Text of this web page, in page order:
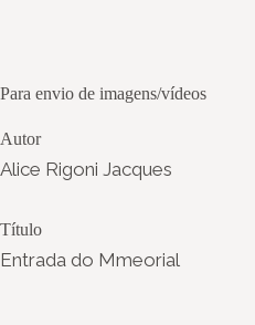
Para envio de imagens/vídeos
Autor
Alice Rigoni Jacques
Título
Entrada do Mmeorial